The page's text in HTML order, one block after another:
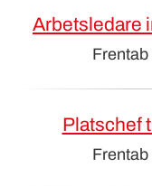
Arbetsledare
Platschef